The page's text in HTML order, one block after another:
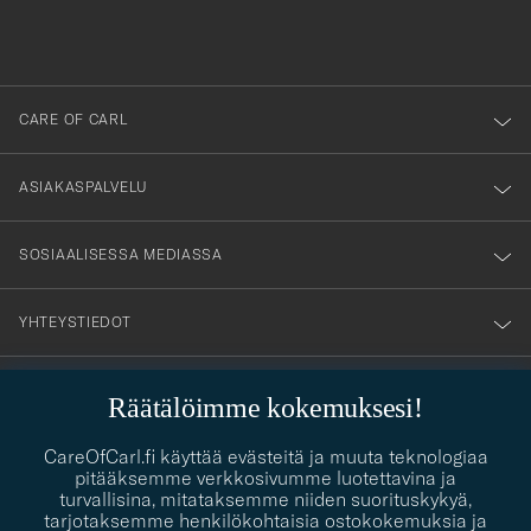
Räätälöimme kokemuksesi!
CareOfCarl.fi käyttää evästeitä ja muuta teknologiaa
pitääksemme verkkosivumme luotettavina ja
turvallisina, mitataksemme niiden suorituskykyä,
tarjotaksemme henkilökohtaisia ostokokemuksia ja
dig
till
vårt
nyhetsbrev!
CARE OF CARL
ASIAKASPALVELU
SOSIAALISESSA MEDIASSA
YHTEYSTIEDOT
contact@careofcarl.com
PUKEUTUMISNEUVONTA
Kaipaatko apua oman tyylisi löytämiseen? Me autamme sinua
mielellämme!